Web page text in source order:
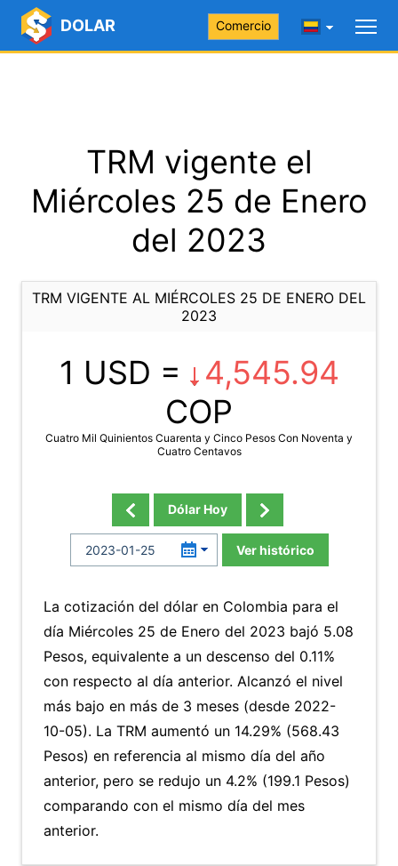
DOLAR Comercio
TRM vigente el
Miércoles 25 de Enero
del 2023
TRM VIGENTE AL MIÉRCOLES 25 DE ENERO DEL
2023
1 USD =
4,545.94
COP
Cuatro Mil Quinientos Cuarenta y Cinco Pesos Con Noventa y
Cuatro Centavos
Dólar Hoy
Ver histórico
La cotización del dólar en Colombia para el
día Miércoles 25 de Enero del 2023 bajó 5.08
Pesos, equivalente a un descenso del 0.11%
con respecto al día anterior. Alcanzó el nivel
más bajo en más de 3 meses (desde 2022-
10-05). La TRM aumentó un 14.29% (568.43
Pesos) en referencia al mismo día del año
anterior, pero se redujo un 4.2% (199.1 Pesos)
comparando con el mismo día del mes
anterior.